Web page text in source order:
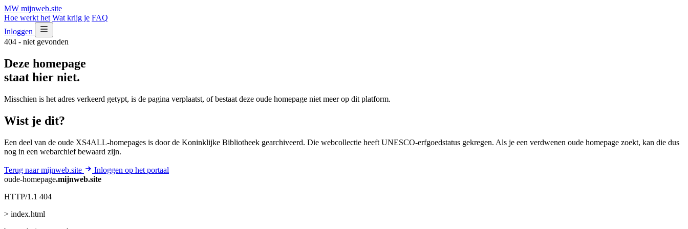
MW mijnweb.site
Hoe werkt het Wat krijg je FAQ
Inloggen
404 - niet gevonden
Deze homepage
staat hier niet.
Misschien is het adres verkeerd getypt, is de pagina verplaatst, of bestaat deze oude homepage niet meer op dit platform.
Wist je dit?
Een deel van de oude XS4ALL-homepages is door de Koninklijke Bibliotheek gearchiveerd. Die webcollectie heeft UNESCO-erfgoedstatus gekregen. Als je een verdwenen oude homepage zoekt, kan die dus
nog in een webarchief bewaard zijn.
Terug naar mijnweb.site
Inloggen op het portaal
oude-homepage.mijnweb.site
HTTP/1.1 404
> index.html